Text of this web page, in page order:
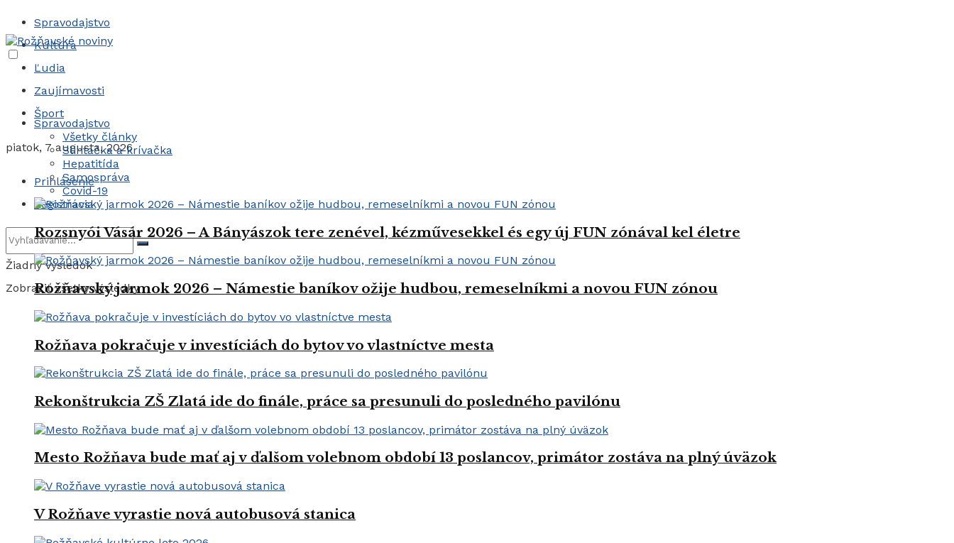
Spravodajstvo
Kultúra
Ľudia
Zaujímavosti
Šport
piatok, 7 augusta, 2026
Prihlásenie
Registrácia
Žiadny výsledok
Zobraziť všetky výsledky
Spravodajstvo
Všetky články
Slintačka a krívačka
Hepatitída
Samospráva
Covid-19
Rozsnyói Vásár 2026 – A Bányászok tere zenével, kézművesekkel és egy új FUN zónával kel életre
Rožňavský jarmok 2026 – Námestie baníkov ožije hudbou, remeselníkmi a novou FUN zónou
Rožňava pokračuje v investíciách do bytov vo vlastníctve mesta
Rekonštrukcia ZŠ Zlatá ide do finále, práce sa presunuli do posledného pavilónu
Mesto Rožňava bude mať aj v ďalšom volebnom období 13 poslancov, primátor zostáva na plný úväzok
V Rožňave vyrastie nová autobusová stanica